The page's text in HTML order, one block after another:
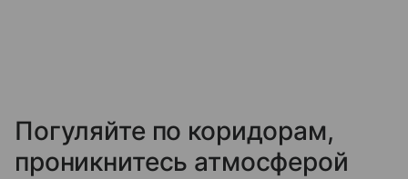
Погуляйте по коридорам,
проникнитесь атмосферой